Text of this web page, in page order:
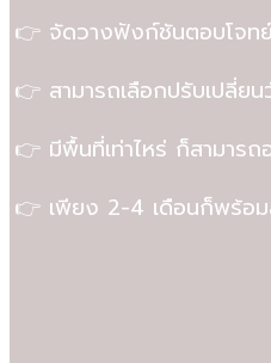
👉 จัดวางฟังก์ชันตอบโจท
👉 สามารถเลือกปรับเปลี่ย
👉 มีพื้นที่เท่าไหร่ ก็สามารถ
👉 เพียง 2-4 เดือนก็พร้อม